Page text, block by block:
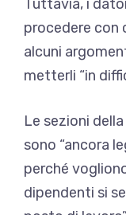
Tuttavia, i
procedere con
alcuni
metterli “in
Le sezioni
sono “ancora
perché
dipendenti si